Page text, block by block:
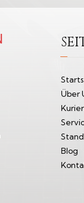
Über
Kurier
Blog